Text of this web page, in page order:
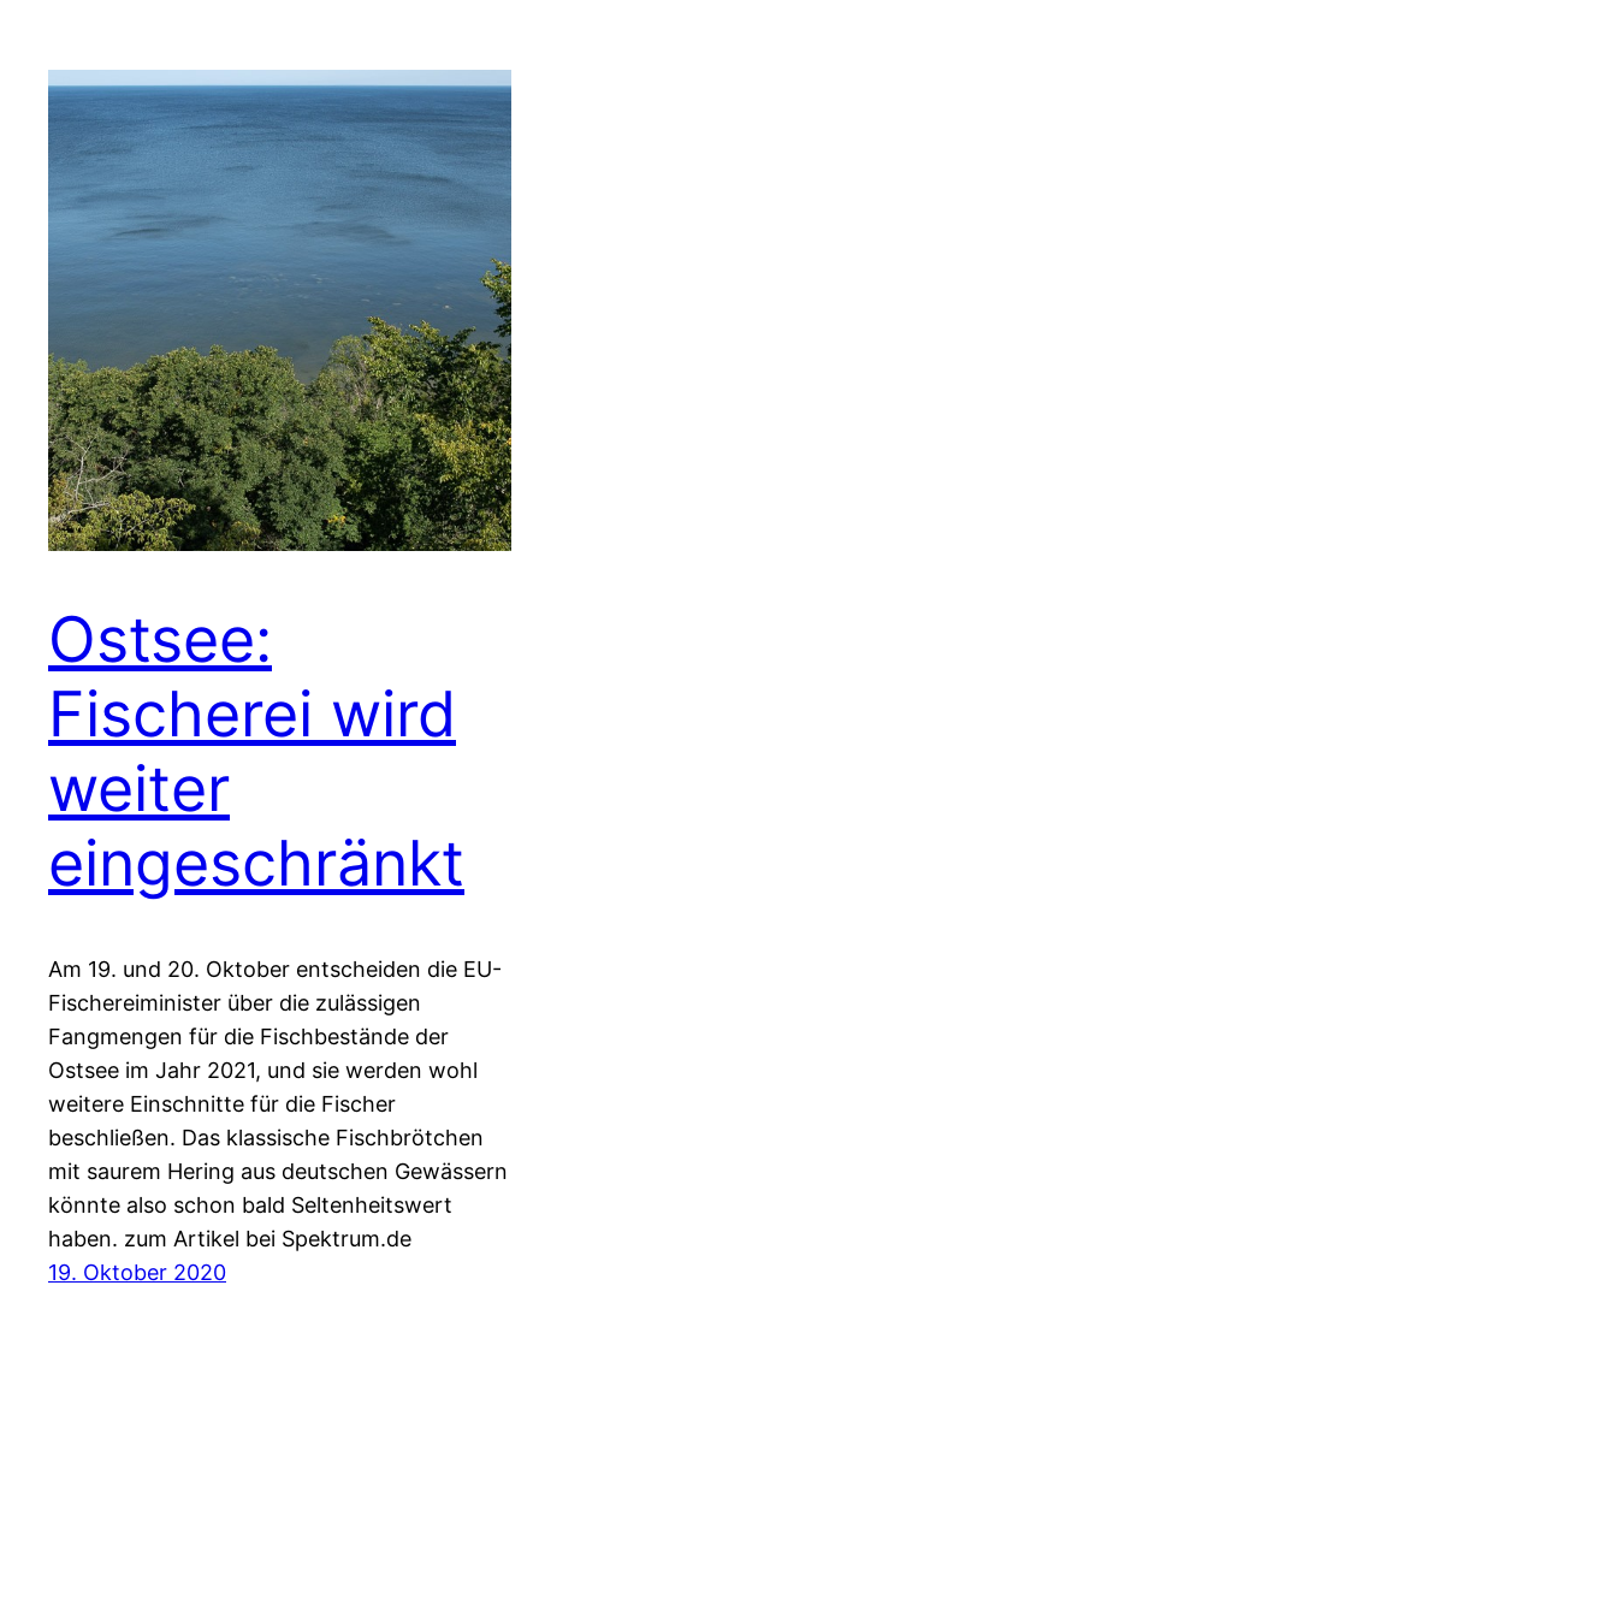
Ostsee:
Fischerei wird
weiter
eingeschränkt
Am 19. und 20. Oktober entscheiden die EU-
Fischereiminister über die zulässigen
Fangmengen für die Fischbestände der
Ostsee im Jahr 2021, und sie werden wohl
weitere Einschnitte für die Fischer
beschließen. Das klassische Fischbrötchen
mit saurem Hering aus deutschen Gewässern
könnte also schon bald Seltenheitswert
haben. zum Artikel bei Spektrum.de
19. Oktober 2020